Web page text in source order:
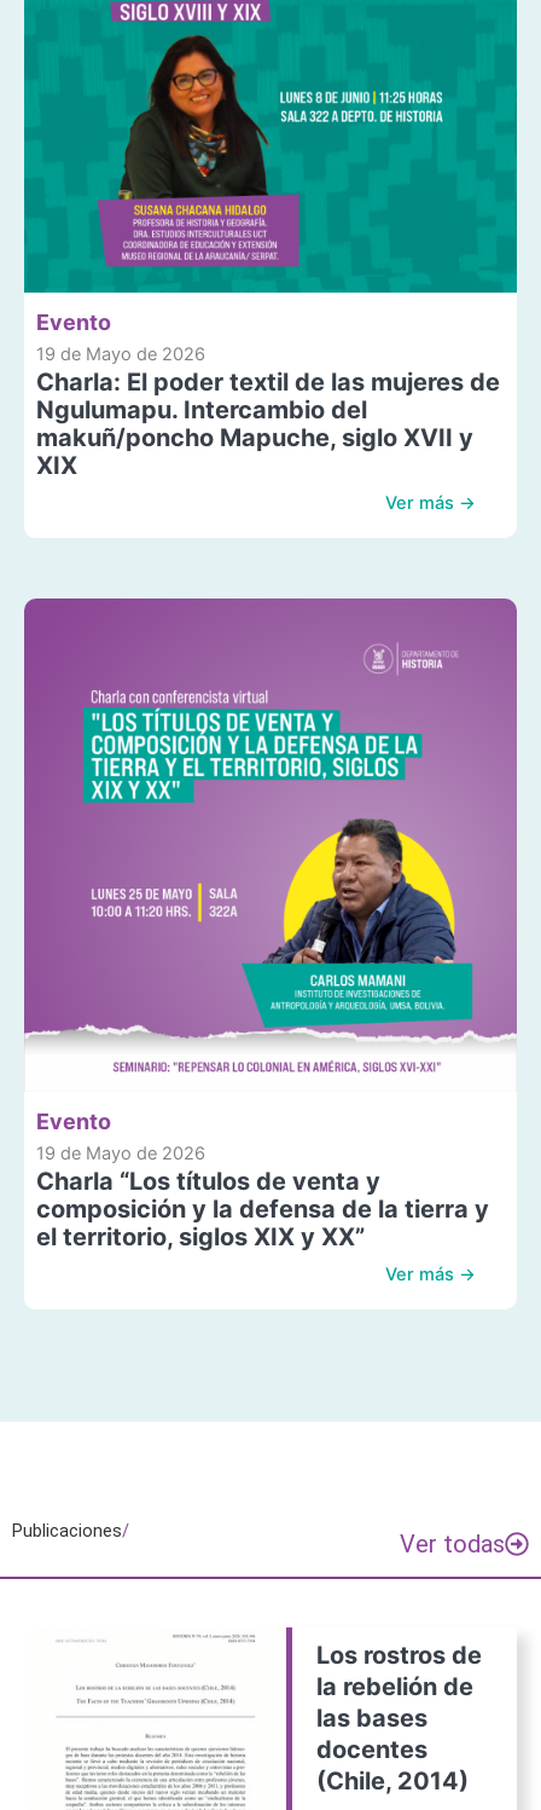
Evento
19 de Mayo de 2026
Charla: El poder textil de las mujeres de
Ngulumapu. Intercambio del
makuñ/poncho Mapuche, siglo XVII y
XIX
Ver más →
Evento
19 de Mayo de 2026
Charla “Los títulos de venta y
composición y la defensa de la tierra y
el territorio, siglos XIX y XX”
Ver más →
Publicaciones/ Ver todas
Los rostros de
la rebelión de
las bases
docentes
(Chile, 2014)